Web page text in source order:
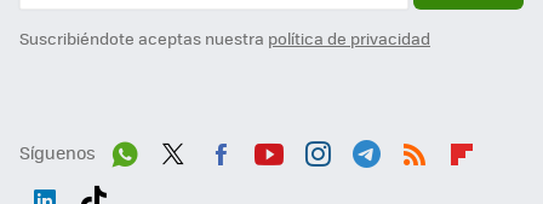
Suscribiéndote aceptas nuestra política de privacidad
Síguenos